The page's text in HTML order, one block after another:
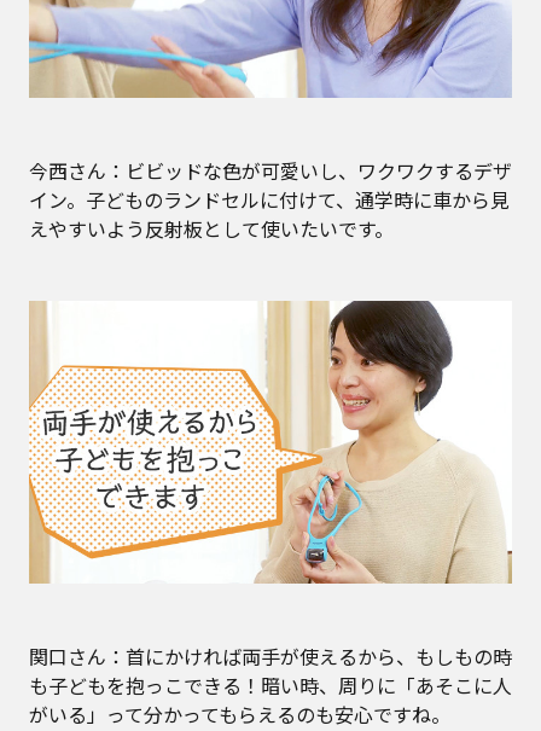
今西さん：ビビッドな色が可愛いし、ワクワクするデザ
イン。子どものランドセルに付けて、通学時に車から見
えやすいよう反射板として使いたいです。
関口さん：首にかければ両手が使えるから、もしもの時
も子どもを抱っこできる！暗い時、周りに「あそこに人
がいる」って分かってもらえるのも安心ですね。